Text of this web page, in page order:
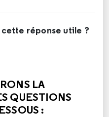
réponse utile ?
LA
QUESTIONS
: